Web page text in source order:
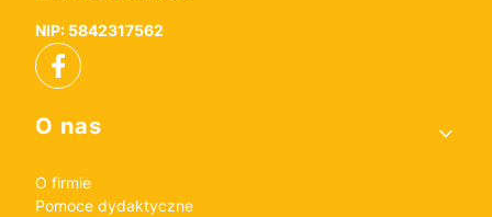
NIP: 5842317562
Linki w stopce
O nas
O firmie
Pomoce dydaktyczne